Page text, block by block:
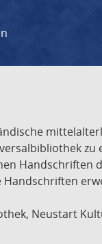
zu
Handschriften
Neustart